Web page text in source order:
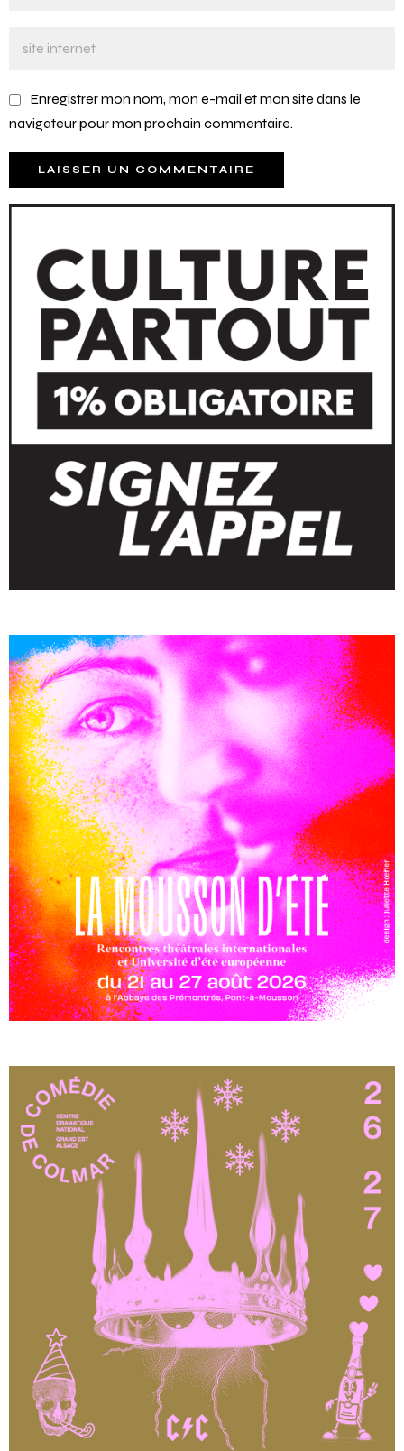
Enregistrer mon nom, mon e-mail et mon site dans le
navigateur pour mon prochain commentaire.